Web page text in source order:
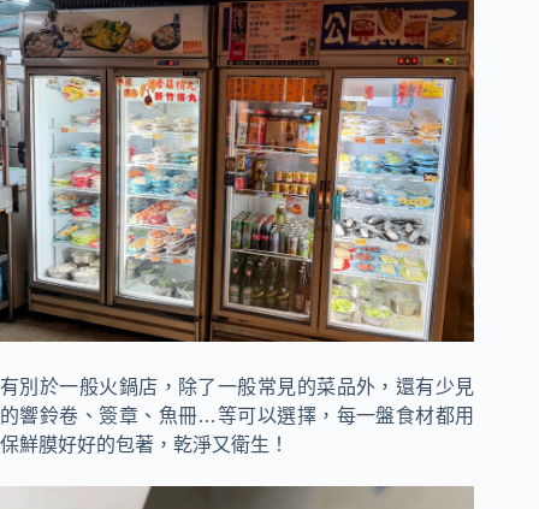
有別於一般火鍋店，除了一般常見的菜品外，還有少見
的響鈴卷、簽章、魚冊…等可以選擇，每一盤食材都用
保鮮膜好好的包著，乾淨又衛生！